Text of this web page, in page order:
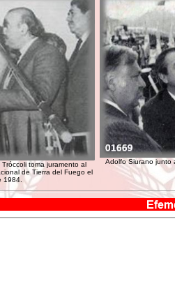
toma juramento al
de Tierra del Fuego el
1984.
Adolfo Siurano junto